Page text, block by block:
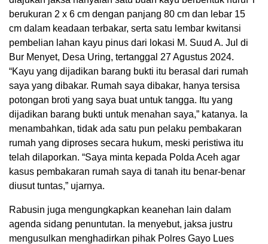
berukuran 2 x 6 cm dengan panjang 80 cm dan lebar 15
cm dalam keadaan terbakar, serta satu lembar kwitansi
pembelian lahan kayu pinus dari lokasi M. Suud A. Jul di
Bur Menyet, Desa Uring, tertanggal 27 Agustus 2024.
“Kayu yang dijadikan barang bukti itu berasal dari rumah
saya yang dibakar. Rumah saya dibakar, hanya tersisa
potongan broti yang saya buat untuk tangga. Itu yang
dijadikan barang bukti untuk menahan saya,” katanya. Ia
menambahkan, tidak ada satu pun pelaku pembakaran
rumah yang diproses secara hukum, meski peristiwa itu
telah dilaporkan. “Saya minta kepada Polda Aceh agar
kasus pembakaran rumah saya di tanah itu benar-benar
diusut tuntas,” ujarnya.
Rabusin juga mengungkapkan keanehan lain dalam
agenda sidang penuntutan. Ia menyebut, jaksa justru
mengusulkan menghadirkan pihak Polres Gayo Lues